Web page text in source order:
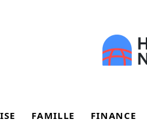
FAMILLE FINANCE